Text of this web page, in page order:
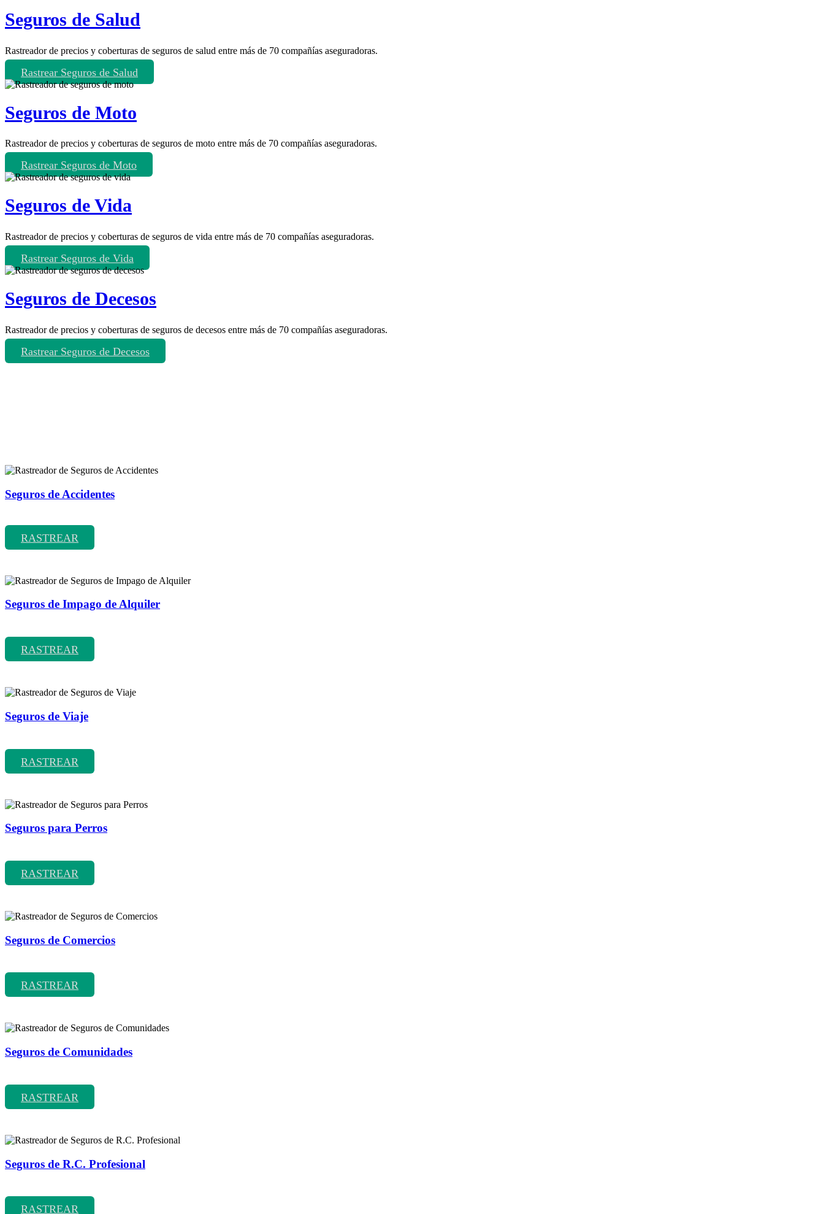
Seguros de Salud
Rastreador de precios y coberturas de seguros de salud entre más de 70 compañías aseguradoras.
Rastrear Seguros de Salud
Seguros de Moto
Rastreador de precios y coberturas de seguros de moto entre más de 70 compañías aseguradoras.
Rastrear Seguros de Moto
Seguros de Vida
Rastreador de precios y coberturas de seguros de vida entre más de 70 compañías aseguradoras.
Rastrear Seguros de Vida
Seguros de Decesos
Rastreador de precios y coberturas de seguros de decesos entre más de 70 compañías aseguradoras.
Rastrear Seguros de Decesos
Seguros de Accidentes
RASTREAR
Seguros de Impago de Alquiler
RASTREAR
Seguros de Viaje
RASTREAR
Seguros para Perros
RASTREAR
Seguros de Comercios
RASTREAR
Seguros de Comunidades
RASTREAR
Seguros de R.C. Profesional
RASTREAR